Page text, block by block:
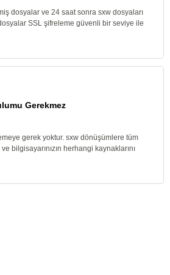
dosyalar ve 24 saat sonra sxw dosyaları
SSL şifreleme güvenli bir seviye ile
Gerekmez
gerek yoktur. sxw dönüşümlere tüm
bilgisayarınızın herhangi kaynaklarını